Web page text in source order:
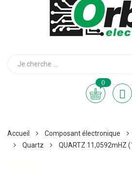
0
Accueil Composant électronique
Quartz
QUARTZ 11,0592mHZ